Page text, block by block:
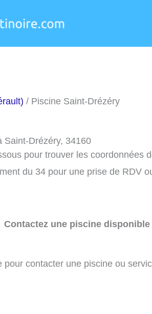
/ Piscine Saint-Drézéry
Saint-Drézéry, 34160
pour trouver les coordonnées
du 34 pour une prise de RDV
Contactez une piscine disponible
pour contacter une piscine ou